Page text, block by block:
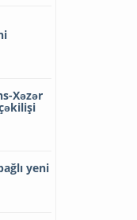
Xəzər
yeni